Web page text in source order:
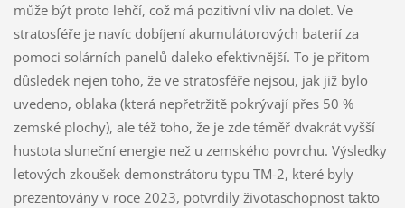
může být proto lehčí, což má pozitivní vliv na dolet. Ve
stratosféře je navíc dobíjení akumulátorových baterií za
pomoci solárních panelů daleko efektivnější. To je přitom
důsledek nejen toho, že ve stratosféře nejsou, jak již bylo
uvedeno, oblaka (která nepřetržitě pokrývají přes 50 %
zemské plochy), ale též toho, že je zde téměř dvakrát vyšší
hustota sluneční energie než u zemského povrchu. Výsledky
letových zkoušek demonstrátoru typu TM-2, které byly
prezentovány v roce 2023, potvrdily životaschopnost takto